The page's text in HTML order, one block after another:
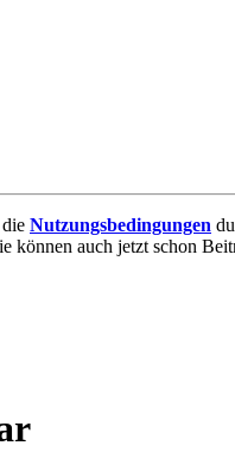
Nutzungsbedingungen
können auch jetzt schon